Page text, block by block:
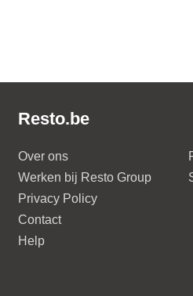
Resto.be
Over ons
Werken bij Resto Group
Privacy Policy
Contact
Help